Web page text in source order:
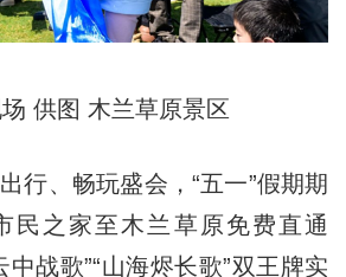
供图 木兰草原景区
、畅玩盛会，“五一”假期期
民之家至木兰草原免费直通
中战歌”“山海烬长歌”双王牌实